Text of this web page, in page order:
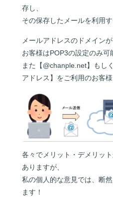
存し、
その保存したメールを利用す
メールアドレスのドメイン
お客様はPOP3の設定のみ可
また【@chanple.net】もし
アドレス】をご利用のお客様
各々でメリット・デメリッ
ありますが、
私の個人的な意見では、断
ます！